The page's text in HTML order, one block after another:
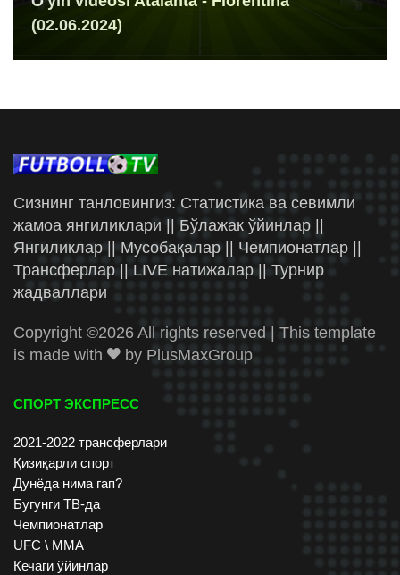
(02.06.2024)
Сизнинг танловингиз: Статистика ва севимли
жамоа янгиликлари || Бўлажак ўйинлар ||
Янгиликлар || Мусобақалар || Чемпионатлар ||
Трансферлар || LIVE натижалар || Турнир
жадваллари
Copyright ©2026 All rights reserved | This template
is made with
by PlusMaxGroup
СПОРТ ЭКСПРЕСС
2021-2022 трансферлари
Қизиқарли спорт
Дунёда нима гап?
Бугунги ТВ-да
Чемпионатлар
UFC \ ММА
Кечаги ўйинлар